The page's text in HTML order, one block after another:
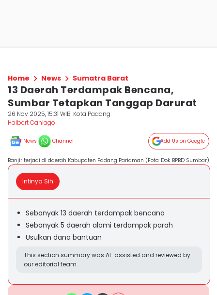
Home News Sumatra Barat
13 Daerah Terdampak Bencana,
Sumbar Tetapkan Tanggap Darurat
26 Nov 2025, 15:31 WIB Kota Padang
Halbert Caniago
News Channel Add Us on Google
Banjir terjadi di daerah Kabupaten Padang Pariaman (Foto: Dok BPBD Sumbar)
Intinya Sih
Sebanyak 13 daerah terdampak bencana
Sebanyak 5 daerah alami terdampak parah
Usulkan dana bantuan
This section summary was AI-assisted and reviewed by
our editorial team.